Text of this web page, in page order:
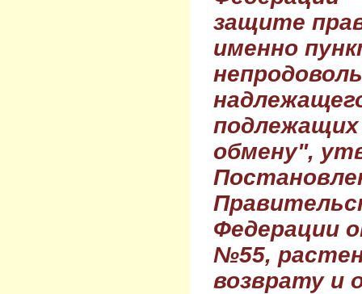
защите
именно
обмену",
Федерации
№55,
возврату и